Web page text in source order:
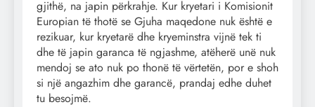
gjithë, na japin përkrahje. Kur kryetari i Komisionit
Europian të thotë se Gjuha maqedone nuk është e
rezikuar, kur kryetarë dhe kryeminstra vijnë tek ti
dhe të japin garanca të ngjashme, atëherë unë nuk
mendoj se ato nuk po thonë të vërtetën, por e shoh
si një angazhim dhe garancë, prandaj edhe duhet
tu besojmë.